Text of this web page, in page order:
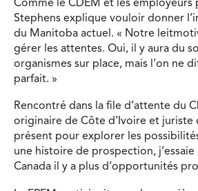
Comme le CDEM et les employeurs
Stephens explique vouloir donner
du Manitoba actuel. « Notre
gérer les attentes. Oui, il y aura du
organismes sur place, mais l’on ne
parfait. »
Rencontré dans la file d’attente du
originaire de Côte d’Ivoire et
présent pour explorer les
une histoire de prospection, j’essaie
Canada il y a plus d’opportunités